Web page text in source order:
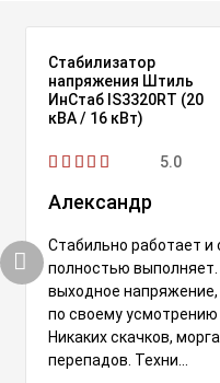
Стабилизатор
напряжения Штиль
ИнСтаб IS3320RT (20
кВА / 16 кВт)
5.0
Александр
Стабильно работает
полностью
выходное
по своему усмотрению
Никаких скачков,
перепадов. Техни...